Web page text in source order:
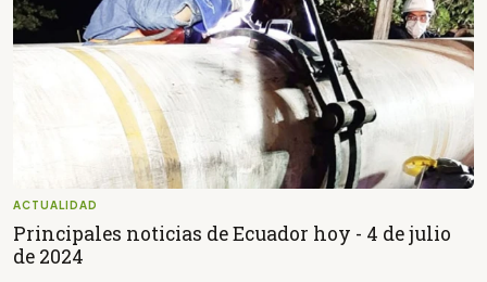
ACTUALIDAD
Principales noticias de Ecuador hoy - 4 de julio
de 2024